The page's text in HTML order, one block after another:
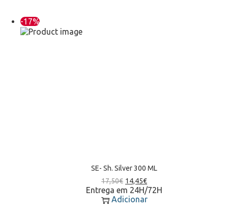
-17%
SE- Sh. Silver 300 ML
17,50€ 14,45€
Entrega em 24H/72H
Adicionar